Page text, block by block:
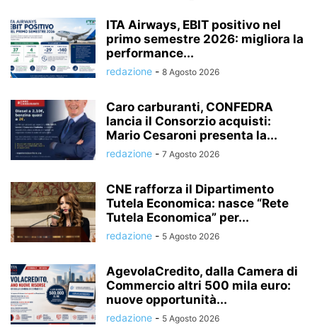
ITA Airways, EBIT positivo nel
primo semestre 2026: migliora la
performance...
redazione - 8 Agosto 2026
Caro carburanti, CONFEDRA
lancia il Consorzio acquisti:
Mario Cesaroni presenta la...
redazione - 7 Agosto 2026
CNE rafforza il Dipartimento
Tutela Economica: nasce “Rete
Tutela Economica” per...
redazione - 5 Agosto 2026
AgevolaCredito, dalla Camera di
Commercio altri 500 mila euro:
nuove opportunità...
redazione - 5 Agosto 2026